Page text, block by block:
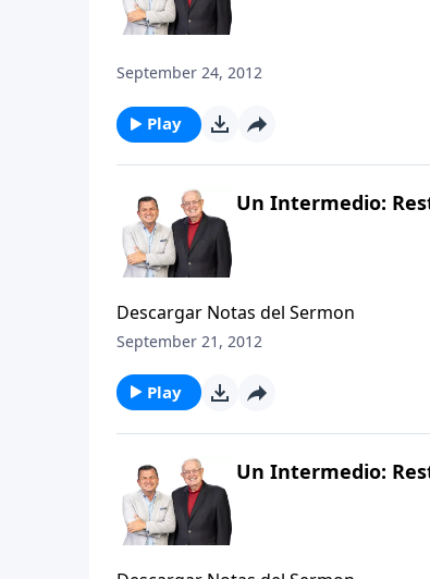
September 24, 2012
Play
Un Intermedio:
Descargar Notas del Sermon
September 21, 2012
Play
Un Intermedio: